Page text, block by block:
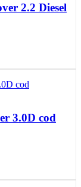
2.2 Diesel
3.0D cod